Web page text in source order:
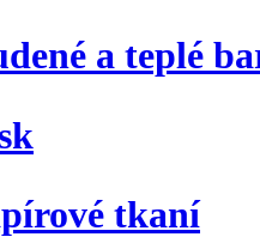
a teplé
tkaní